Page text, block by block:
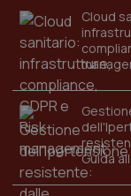
Cloud
Guida